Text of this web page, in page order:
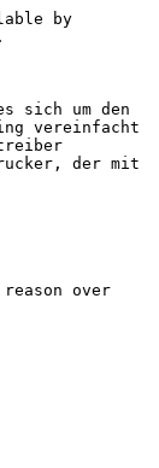
by
sich um den
vereinfacht
der mit
over